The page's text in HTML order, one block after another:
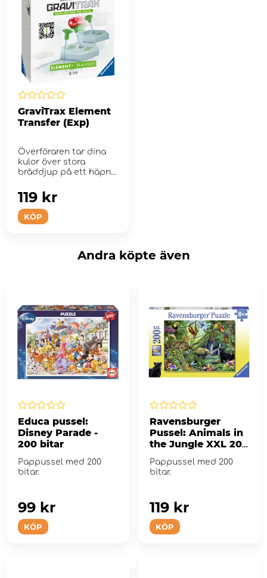
GraviTrax Element
Transfer (Exp)
Överföraren tar dina
kulor över stora
bråddjup på ett häpn...
KÖP
119 kr
Andra köpte även
Educa pussel:
Disney Parade -
200 bitar
Pappussel med 200
bitar.
KÖP
99 kr
Ravensburger
Pussel: Animals in
the Jungle XXL 200
Bitar
Pappussel med 200
bitar.
KÖP
119 kr